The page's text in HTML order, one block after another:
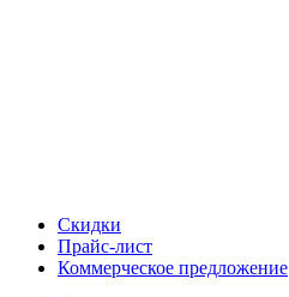
Скидки
Прайс-лист
Коммерческое предложение